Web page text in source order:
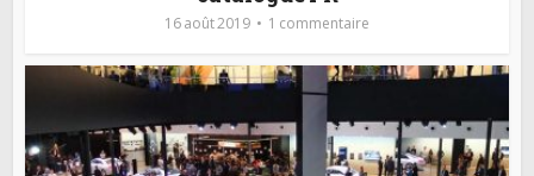
16 août 2019 1 commentaire